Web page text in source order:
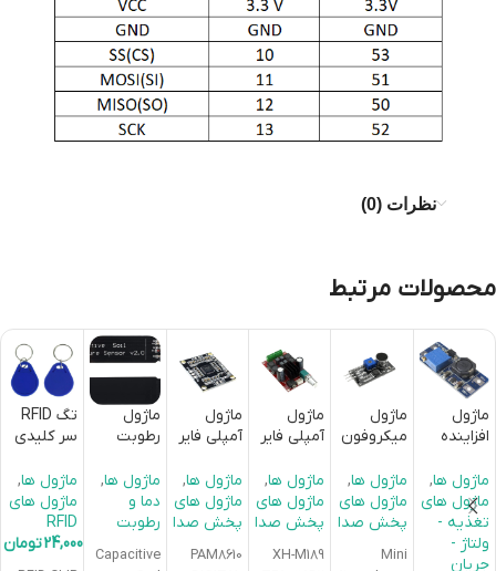
نظرات (0)
محصولات مرتبط
ماژول
افزاینده
آمپر
MT3608
ماژول ها,
ماژول های
تغذیه -
ولتاژ -
جریان
ماژول
میکروفون
چیپ
LM393
ماژول ها,
ماژول های
پخش صدا
Mini
ماژول
آمپلی فایر
استریو 2
کانال XH-
M189
ماژول ها,
ماژول های
پخش صدا
XH-M189
ماژول
آمپلی فایر
کلاس D با
تراشه
PAM8610
ماژول ها,
ماژول های
پخش صدا
PAM8610
ماژول
رطوبت
خازنی خاک
ماژول ها,
دما و
رطوبت
Capacitive
تگ RFID
سر کلیدی
13.56MHz
ماژول ها,
ماژول های
RFID
24,000تومان